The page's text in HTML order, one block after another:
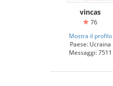
vincas
76
Mostra il profilo
Paese: Ucraina
Messaggi: 7511